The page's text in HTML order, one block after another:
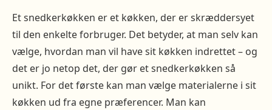
Et snedkerkøkken er et køkken, der er skræddersyet
til den enkelte forbruger. Det betyder, at man selv kan
vælge, hvordan man vil have sit køkken indrettet – og
det er jo netop det, der gør et snedkerkøkken så
unikt. For det første kan man vælge materialerne i sit
køkken ud fra egne præferencer. Man kan